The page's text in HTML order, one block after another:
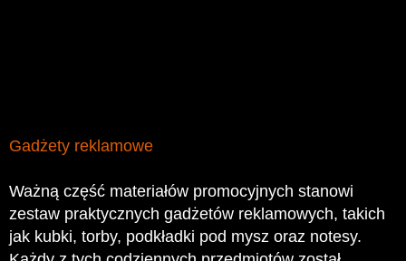
Gadżety reklamowe
Ważną część materiałów promocyjnych stanowi
zestaw praktycznych gadżetów reklamowych, takich
jak kubki, torby, podkładki pod mysz oraz notesy.